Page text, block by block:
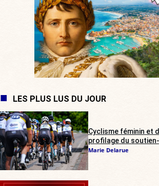
LES PLUS LUS DU JOUR
Cyclisme féminin et
profilage du
Marie Delarue